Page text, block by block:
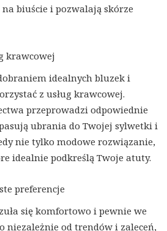
biuście i pozwalają skórze
krawcowej
idealnych bluzek i
z usług krawcowej.
przeprowadzi odpowiednie
ubrania do Twojej sylwetki i
nie tylko modowe rozwiązanie,
idealnie podkreślą Twoje atuty.
preferencje
się komfortowo i pewnie we
niezależnie od trendów i zaleceń,